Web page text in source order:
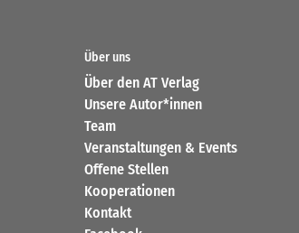
Über uns
Über den AT Verlag
Unsere Autor*innen
Team
Veranstaltungen & Events
Offene Stellen
Kooperationen
Kontakt